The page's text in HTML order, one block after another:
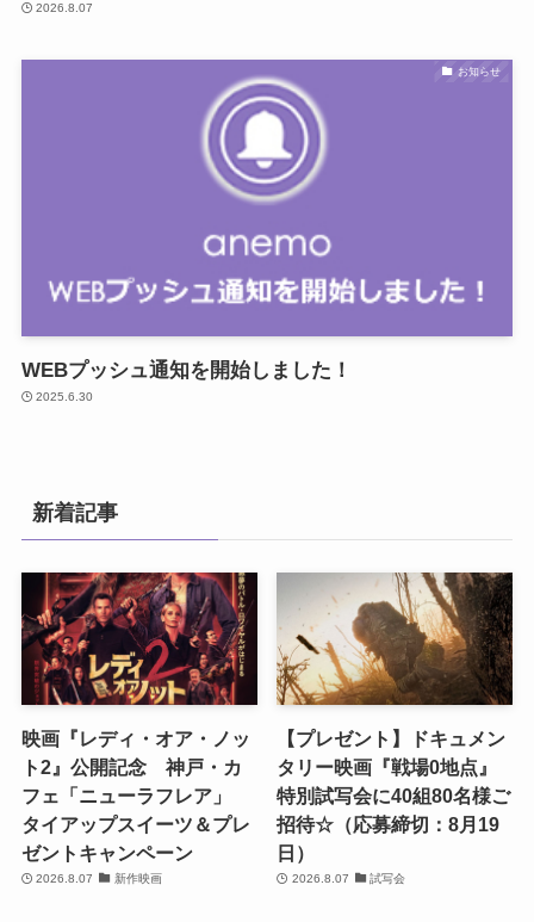
2026.8.07
お知らせ
WEBプッシュ通知を開始しました！
2025.6.30
新着記事
映画『レディ・オア・ノッ
ト2』公開記念 神戸・カ
フェ「ニューラフレア」
タイアップスイーツ＆プレ
ゼントキャンペーン
2026.8.07 新作映画
【プレゼント】ドキュメン
タリー映画『戦場0地点』
特別試写会に40組80名様ご
招待☆（応募締切：8月19
日）
2026.8.07 試写会